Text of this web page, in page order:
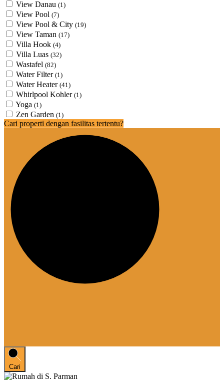
View Danau (1)
View Pool (7)
View Pool & City (19)
View Taman (17)
Villa Hook (4)
Villa Luas (32)
Wastafel (82)
Water Filter (1)
Water Heater (41)
Whirlpool Kohler (1)
Yoga (1)
Zen Garden (1)
Cari properti dengan fasilitas tertentu?
Cari